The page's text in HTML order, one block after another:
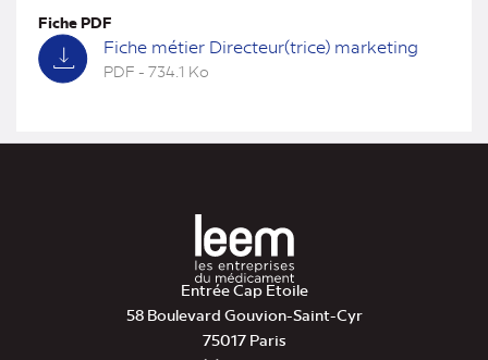
Fiche PDF
Fiche métier Directeur(trice) marketing
PDF - 734.1 Ko
Entrée Cap Etoile
58 Boulevard Gouvion-Saint-Cyr
75017 Paris